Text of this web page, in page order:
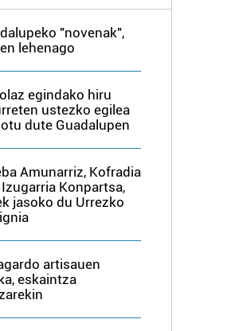
"novenak",
lehenago
egindako hiru
ustezko egilea
dute Guadalupen
Amunarriz, Kofradia
Konpartsa,
jasoko du Urrezko
artisauen
eskaintza